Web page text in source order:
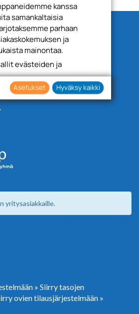
yritysasiakkaille.
» Siirry tasojen
ovien tilausjärjestelmään »
kanssa
samankaltaisia
parhaan
ja
mainontaa.
evästeiden ja
tietojesi keräämiseen
Voit myös antaa
klikkaamalla
Asetukset Hyväksy kaikki